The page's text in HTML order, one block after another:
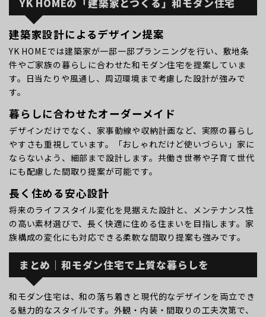
建築家設計によるデザイン提案
YK HOMEでは建築家が一邸一邸プランニングを行い、敷地条
件やご家族の暮らしに合わせた和モダン住宅を提案していま
す。日当たりや風通し、周辺環境まで考慮した設計が強みで
す。
暮らしに合わせたオーダーメイド
デザインだけでなく、家事動線や収納計画など、実際の暮らし
やすさも重視しています。「おしゃれだけど使いづらい」家に
ならないよう、細部まで設計します。共働き世帯や子育て世代
にも配慮した間取り提案が可能です。
長く住める安心設計
将来のライフスタイル変化を見据えた設計と、メンテナンス性
の高い素材選びで、長く快適に住める住まいを目指します。家
族構成の変化にも対応できる柔軟な間取り提案も強みです。
まとめ｜和モダン住宅で上質な暮らしを
和モダン住宅は、和の落ち着きと現代的なデザインを両立でき
る魅力的なスタイルです。外観・内装・間取りの工夫次第で、